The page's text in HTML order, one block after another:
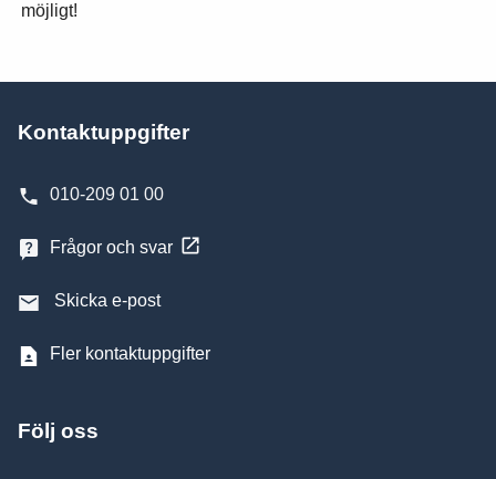
möjligt!
Kontaktuppgifter
010-209 01 00
Frågor och svar
Skicka e-post
Fler kontaktuppgifter
Följ oss